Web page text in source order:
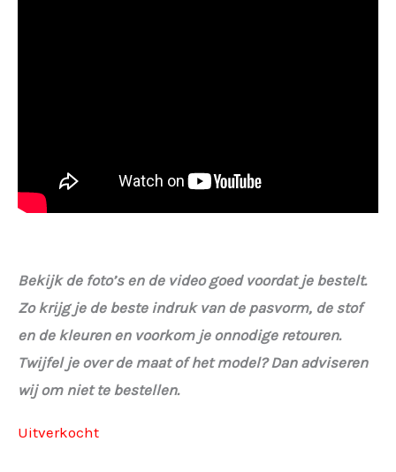
Bekijk de foto’s en de video goed voordat je bestelt.
Zo krijg je de beste indruk van de pasvorm, de stof
en de kleuren en voorkom je onnodige retouren.
Twijfel je over de maat of het model? Dan adviseren
wij om niet te bestellen.
Uitverkocht